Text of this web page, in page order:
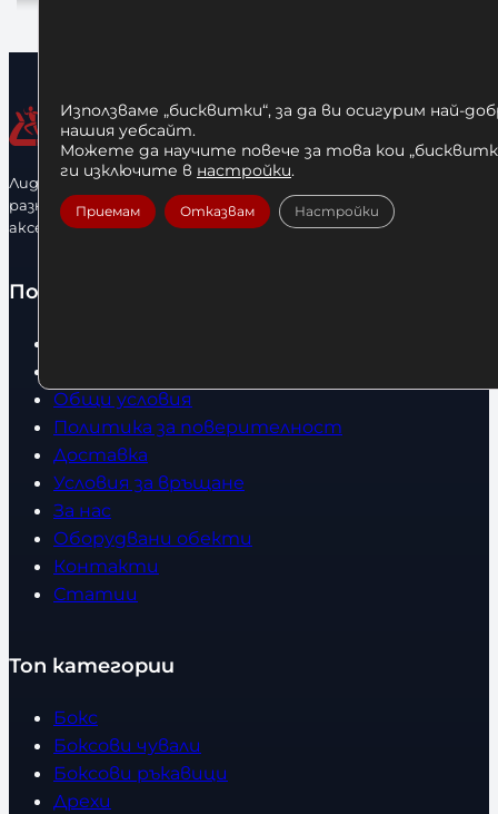
Лидерфитнес е водещ вносител и представител на голямо
разнообразие от бойна екипировка, фитнес уреди и
аксесоари.
Полезно
Общи условия
Политика за поверителност
Доставка
Условия за връщане
За нас
Оборудвани обекти
Контакти
Статии
Топ категории
Бокс
Боксови чували
Боксови ръкавици
Дрехи
Използваме „бисквитки“, за да ви осигурим най-
нашия уебсайт.
Можете да научите повече за това кои
ги изключите в настройки.
Приемам Отказвам Настройки